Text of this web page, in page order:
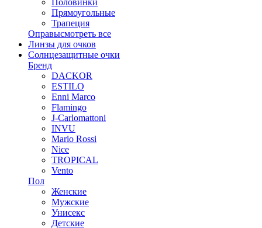
Прямоугольные
Трапеция
Оправысмотреть все
Линзы для очков
Солнцезащитные очки
Бренд
DACKOR
ESTILO
Enni Marco
Flamingo
J-Carlomattoni
INVU
Mario Rossi
Nice
TROPICAL
Vento
Пол
Женские
Мужские
Унисекс
Детские